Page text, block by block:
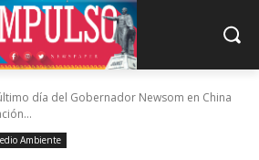
día del Gobernador Newsom en China
Ambiente